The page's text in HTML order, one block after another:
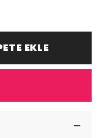
EKLE